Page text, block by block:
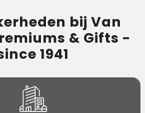
bij Van
& Gifts -
1941